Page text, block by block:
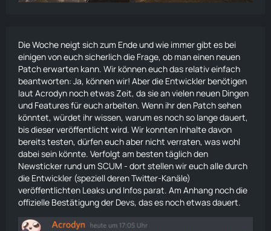
Die Woche neigt sich zum Ende und wie immer gibt es bei
einigen von euch sicherlich die Frage, ob man einen neuen
Patch erwarten kann. Wir können euch das relativ einfach
beantworten: Ja, können wir! Aber die Entwickler benötigen
laut Acrodyn noch etwas Zeit, da sie an vielen neuen Dingen
und Features für euch arbeiten. Wenn ihr den Patch sehen
könntet, würdet ihr wissen, warum es noch so lange dauert,
bis dieser veröffentlicht wird. Wir konnten Inhalte davon
bereits testen, dürfen euch aber nicht verraten, was wohl
dabei sein könnte. Verfolgt am besten täglich den
Newsticker rund um SCUM - dort stellen wir euch alle durch
die Entwickler (speziell deren Twitter-Kanäle)
veröffentlichten Leaks und Infos parat. Am Anhang noch die
offizielle Bestätigung der Devs, das es noch etwas dauert.